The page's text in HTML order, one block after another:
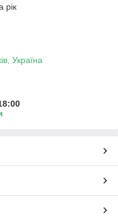
рік
Україна